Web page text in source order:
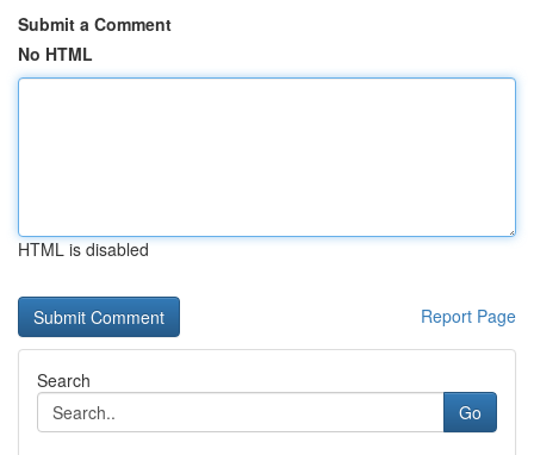
Submit a Comment
No HTML
HTML is disabled
Report Page
Search
Go